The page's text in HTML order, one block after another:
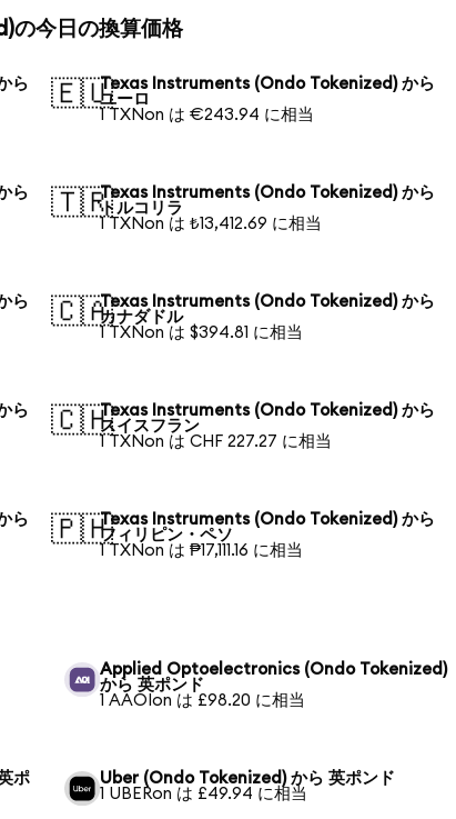
の今日の換算価格
ら
🇪🇺Texas Instruments (Ondo Tokenized) から
ユーロ
1 TXNon は €243.94 に相当
ら
🇹🇷Texas Instruments (Ondo Tokenized) から
トルコリラ
1 TXNon は ₺13,412.69 に相当
ら
🇨🇦Texas Instruments (Ondo Tokenized) から
カナダドル
1 TXNon は $394.81 に相当
ら
🇨🇭Texas Instruments (Ondo Tokenized) から
スイスフラン
1 TXNon は CHF 227.27 に相当
ら
🇵🇭Texas Instruments (Ondo Tokenized) から
フィリピン・ペソ
1 TXNon は ₱17,111.16 に相当
Applied Optoelectronics (Ondo Tokenized)
から 英ポンド
1 AAOIon は £98.20 に相当
ポ
Uber (Ondo Tokenized) から 英ポンド
1 UBERon は £49.94 に相当